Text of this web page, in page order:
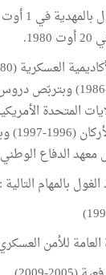
كما
بالمهام التالية :
للأمن العسكري (1995-